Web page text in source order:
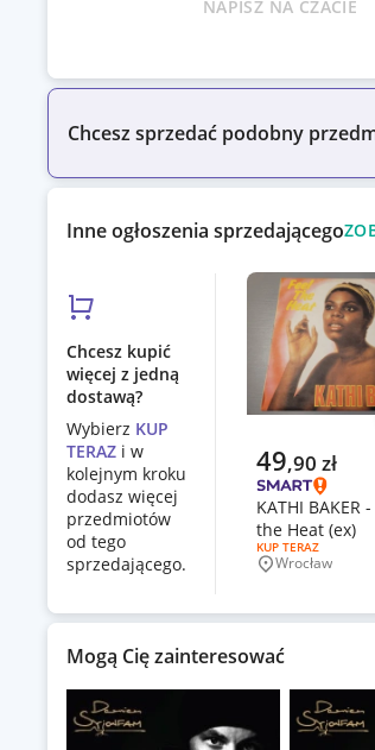
NAPISZ NA CZACIE
Inne ogłoszenia sprzedającego
Chcesz kupić
więcej z jedną
dostawą?
Wybierz KUP
TERAZ i w
kolejnym kroku
dodasz więcej
przedmiotów
od tego
sprzedającego.
Aktualna cena
49,90 zł
KATHI BAKER
the Heat (ex)
RODZAJ OFERTY:
KUP TERAZ
Miejscowość
Wrocław
Mogą Cię zainteresować
Chcesz sprzedać podobny